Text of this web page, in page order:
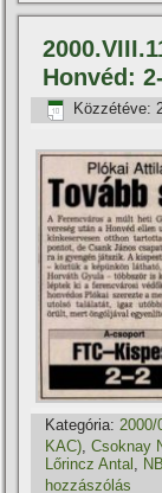
Honvéd:
Közzétéve:
Kategória: 2000/
KAC) ,Csoknay
Lőrincz Antal ,
hozzászólás